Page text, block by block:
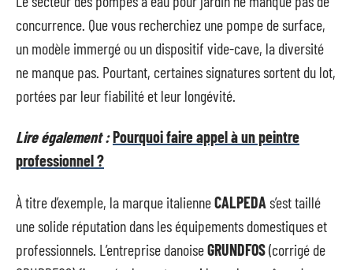
concurrence. Que vous recherchiez une pompe de surface,
un modèle immergé ou un dispositif vide-cave, la diversité
ne manque pas. Pourtant, certaines signatures sortent du lot,
portées par leur fiabilité et leur longévité.
Lire également :Pourquoi faire appel à un peintre
professionnel ?
À titre d’exemple, la marque italienneCALPEDA s’est taillé
une solide réputation dans les équipements domestiques et
professionnels. L’entreprise danoiseGRUNDFOS(corrigé de